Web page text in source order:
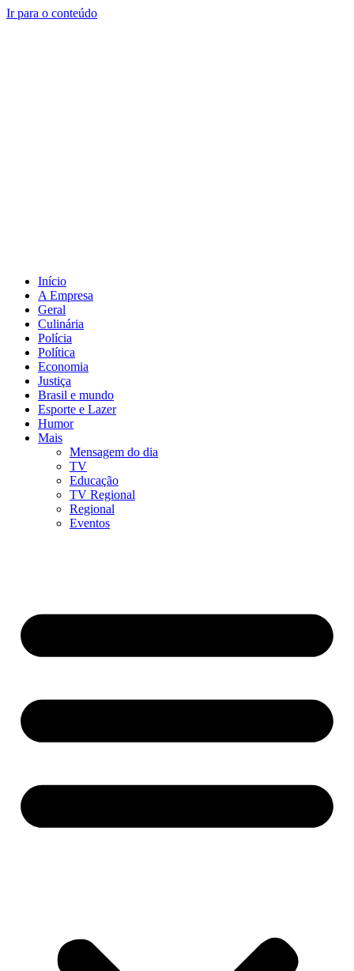
Ir para o conteúdo
Início
A Empresa
Geral
Culinária
Polícia
Política
Economia
Justiça
Brasil e mundo
Esporte e Lazer
Humor
Mais
Mensagem do dia
TV
Educação
TV Regional
Regional
Eventos